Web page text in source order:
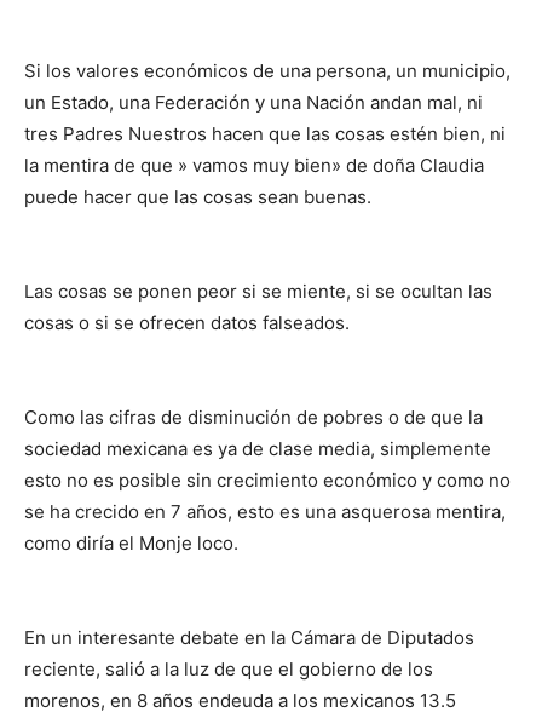
Si los valores económicos de una persona, un municipio,
un Estado, una Federación y una Nación andan mal, ni
tres Padres Nuestros hacen que las cosas estén bien, ni
la mentira de que » vamos muy bien» de doña Claudia
puede hacer que las cosas sean buenas.
Las cosas se ponen peor si se miente, si se ocultan las
cosas o si se ofrecen datos falseados.
Como las cifras de disminución de pobres o de que la
sociedad mexicana es ya de clase media, simplemente
esto no es posible sin crecimiento económico y como no
se ha crecido en 7 años, esto es una asquerosa mentira,
como diría el Monje loco.
En un interesante debate en la Cámara de Diputados
reciente, salió a la luz de que el gobierno de los
morenos, en 8 años endeuda a los mexicanos 13.5